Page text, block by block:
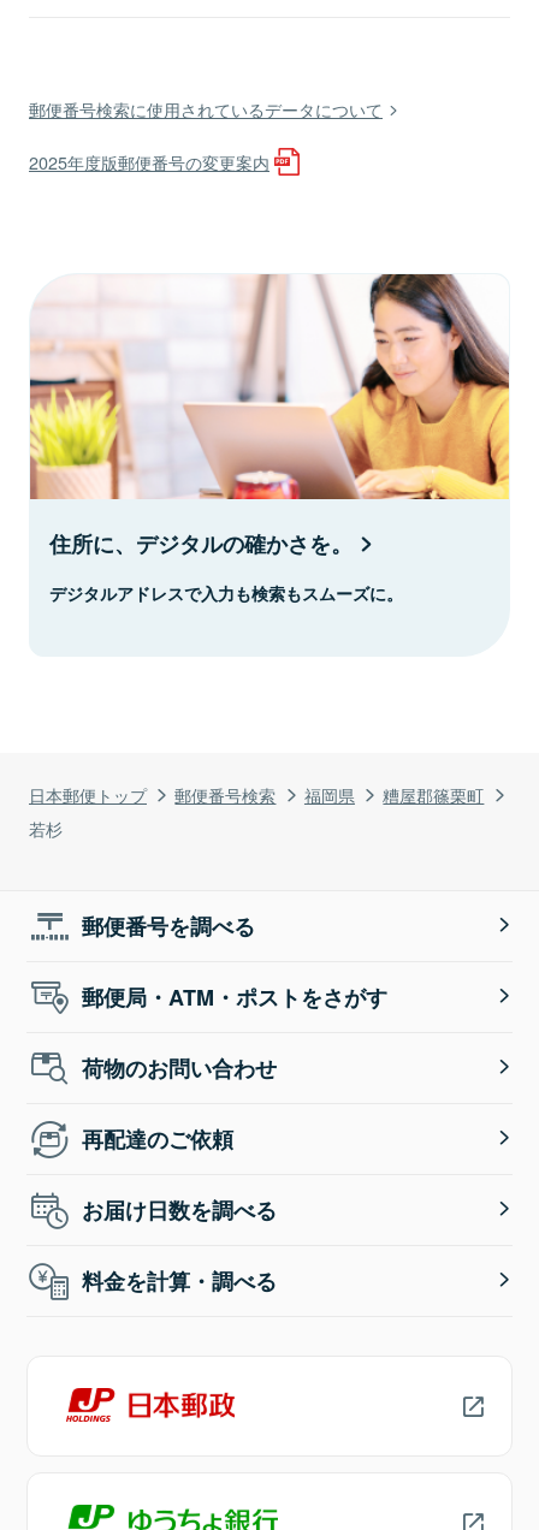
日本郵便トップ 郵便番号検索 福岡県
糟屋郡篠栗町
若杉
郵便番号検索に使用されているデータについて
2025年度版郵便番号の変更案内
住所に、デジタルの確かさを。
デジタルアドレスで入力も検索もスムーズに。
郵便番号を調べる
郵便局・ATM・ポストをさがす
荷物のお問い合わせ
再配達のご依頼
お届け日数を調べる
料金を計算・調べる